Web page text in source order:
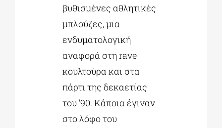
βυθισµένες αθλητικές
µπλούζες, µια
ενδυµατολογική
αναφορά στη rave
κουλτούρα και στα
πάρτι της δεκαετίας
του ’90. Κάποια έγιναν
στο λόφο του